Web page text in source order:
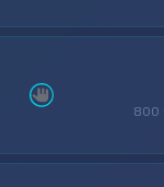
800